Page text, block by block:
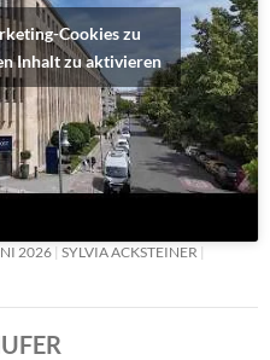
Cookies zu
Inhalt zu aktivieren
2026 SYLVIA ACKSTEINER